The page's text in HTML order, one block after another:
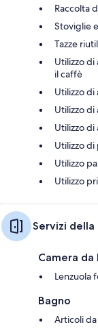
Raccolta
Stoviglie
Tazze
Utilizzo
il caffè
Utilizzo
Utilizzo
Utilizzo di
Utilizzo
Utilizzo
Utilizzo
Servizi della
Camera
Lenzuola
Bagno
Articoli